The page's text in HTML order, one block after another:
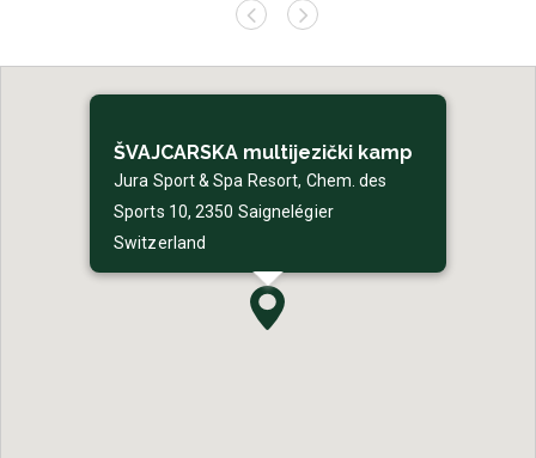
ŠVAJCARSKA multijezički kamp
Jura Sport & Spa Resort, Chem. des
Sports 10, 2350 Saignelégier
Switzerland